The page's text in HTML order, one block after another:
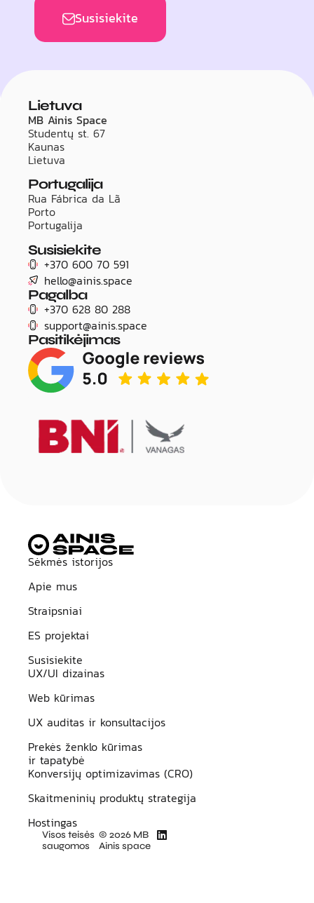
Susisiekite
Lietuva
MB Ainis Space
Studentų st. 67
Kaunas
Lietuva
Portugalija
Rua Fábrica da Lã
Porto
Portugalija
Susisiekite
+370 600 70 591
hello@ainis.space
Pagalba
+370 628 80 288
support@ainis.space
Pasitikėjimas
Sėkmės istorijos
Apie mus
Straipsniai
ES projektai
Susisiekite
UX/UI dizainas
Web kūrimas
UX auditas ir konsultacijos
Prekės ženklo kūrimas
ir tapatybė
Konversijų optimizavimas (CRO)
Skaitmeninių produktų strategija
Hostingas
Visos teisės
saugomos
© 2026 MB
Ainis space